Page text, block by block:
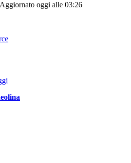
Aggiornato oggi alle 03:26